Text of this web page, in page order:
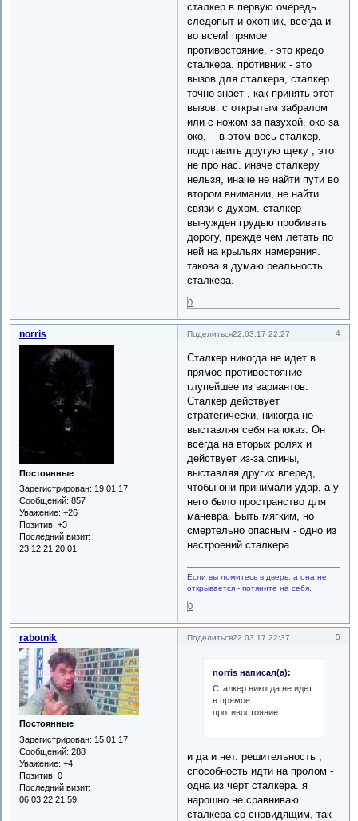
сталкер в первую очередь
следопыт и охотник, всегда и
во всем! прямое
противостояние, - это кредо
сталкера. противник - это
вызов для сталкера, сталкер
точно знает , как принять этот
вызов: с открытым забралом
или с ножом за пазухой. око за
око, - в этом весь сталкер,
подставить другую щеку , это
не про нас. иначе сталкеру
нельзя, иначе не найти пути во
втором внимании, не найти
связи с духом. сталкер
вынужден грудью пробивать
дорогу, прежде чем летать по
ней на крыльях намерения.
такова я думаю реальность
сталкера.
0
Поделиться 4
22.03.17 22:27
norris
Постоянные
Зарегистрирован: 19.01.17
Сообщений: 857
Уважение: +26
Позитив: +3
Последний визит:
23.12.21 20:01
Сталкер никогда не идет в
прямое противостояние -
глупейшее из вариантов.
Сталкер действует
стратегически, никогда не
выставляя себя напоказ. Он
всегда на вторых ролях и
действует из-за спины,
выставляя других вперед,
чтобы они принимали удар, а у
него было пространство для
маневра. Быть мягким, но
смертельно опасным - одно из
настроений сталкера.
Если вы ломитесь в дверь, а она не
открывается - потяните на себя.
0
Поделиться 5
22.03.17 22:37
rabotnik
Постоянные
Зарегистрирован: 15.01.17
Сообщений: 288
Уважение: +4
Позитив: 0
Последний визит:
06.03.22 21:59
norris написал(а):
Сталкер никогда не идет
в прямое
противостояние
и да и нет. решительность ,
способность идти на пролом -
одна из черт сталкера. я
нарошно не сравниваю
сталкера со сновидящим, так